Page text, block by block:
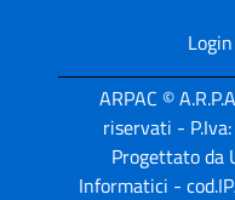
ARPAC ©
riservati -
Progettato da
Informatici -